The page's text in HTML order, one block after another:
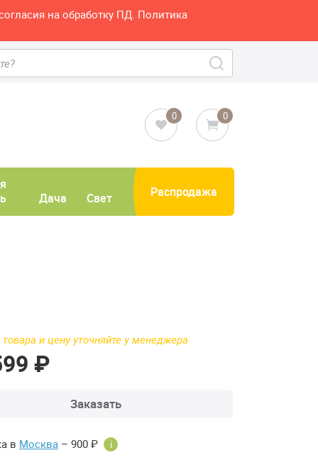
на обработку ПД. Политика
0 0
Дача Свет Распродажа
и цену уточняйте у менеджера
₽
Заказать
в Москва – 900 ₽ i